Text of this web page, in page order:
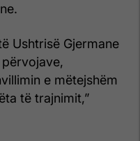
Ushtrisë Gjermane
e mëtejshëm
të trajnimit,”